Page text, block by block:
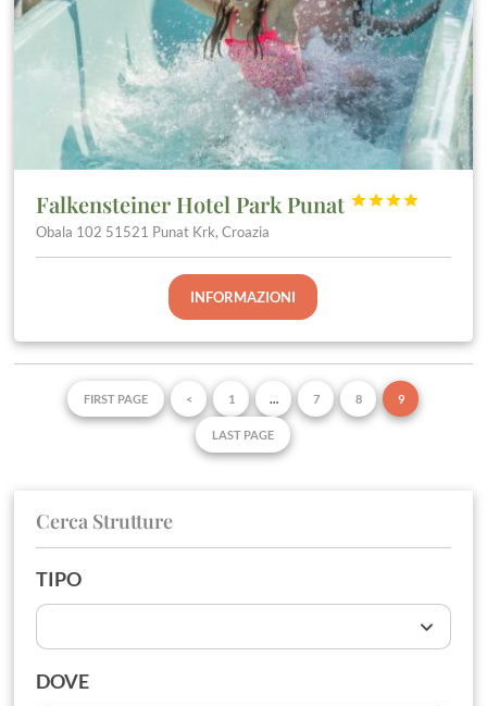
Falkensteiner Hotel Park Punat 



Obala 102 51521 Punat Krk, Croazia
INFORMAZIONI
FIRST PAGE < 1 7 8 9
LAST PAGE
Cerca Strutture
TIPO
DOVE